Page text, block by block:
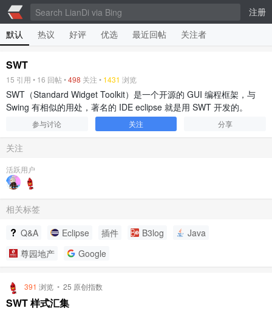
注册
默认
热议 好评 优选 最近回帖 关注者
SWT
15 引用 • 16 回帖 •498 关注 • 1431 浏览
SWT（Standard Widget Toolkit）是一个开源的 GUI 编程框架，与
Swing 有相似的用处，著名的 IDE eclipse 就是用 SWT 开发的。
参与讨论 关注 分享
关注
活跃用户
相关标签
Q&A
Eclipse 插件 B3log
Java
尊园地产
Google
391 浏览 • 25 原创指数
SWT 样式汇集